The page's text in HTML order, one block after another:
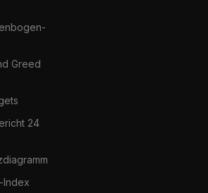
Greed
24
Index